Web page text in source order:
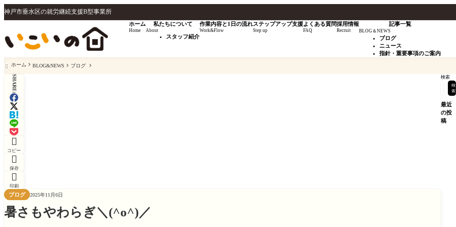
神戸市垂水区の就労継続支援B型事業所
ホーム
Home
私たちについて
About
スタッフ紹介
作業内容と1日の流れ
Work&Flow
ステップアップ支援
Step up
よくある質問
FAQ
採用情報
Recruit
記事一覧
BLOG＆NEWS
ブログ
ニュース
指針・重要事項のご案内
 ホーム BLOG&NEWS ブログ
SHARE:

コピー

保存

印刷
ブログ 2025年11月6日
暑さもやわらぎ＼(^o^)／
検索
検
索
最近
の投
稿